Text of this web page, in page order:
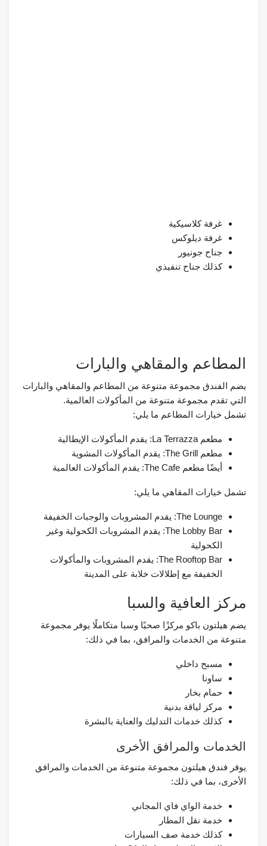
غرفة كلاسيكية
غرفة ديلوكس
جناح جونيور
كذلك جناح تنفيذي
المطاعم والمقاهي والبارات
يضم الفندق مجموعة متنوعة من المطاعم والمقاهي والبارات
التي تقدم مجموعة متنوعة من المأكولات العالمية.
تشمل خيارات المطاعم ما يلي:
مطعم La Terrazza: يقدم المأكولات الإيطالية
مطعم The Grill: يقدم المأكولات المشوية
أيضًا مطعم The Cafe: يقدم المأكولات العالمية
تشمل خيارات المقاهي ما يلي:
The Lounge: يقدم المشروبات والوجبات الخفيفة
The Lobby Bar: يقدم المشروبات الكحولية وغير
الكحولية
The Rooftop Bar: يقدم المشروبات والمأكولات
الخفيفة مع إطلالات خلابة على المدينة
مركز العافية والسبا
يضم هيلتون باكو مركزًا صحيًا وسبا متكاملًا يوفر مجموعة
متنوعة من الخدمات والمرافق، بما في ذلك:
مسبح داخلي
ساونا
حمام بخار
مركز لياقة بدنية
كذلك خدمات التدليك والعناية بالبشرة
الخدمات والمرافق الأخرى
يوفر فندق هيلتون مجموعة متنوعة من الخدمات والمرافق
الأخرى، بما في ذلك:
خدمة الواي فاي المجاني
خدمة نقل المطار
كذلك خدمة صف السيارات